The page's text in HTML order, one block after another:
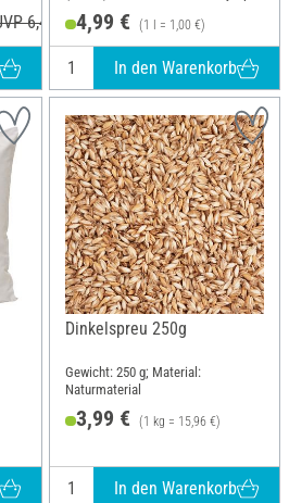
6,41 € 4,99 € (1 l = 1,00 €)
In den Warenkorb
Dinkelspreu 250g
Gewicht: 250 g; Material:
Naturmaterial
3,99 € (1 kg = 15,96 €)
In den Warenkorb